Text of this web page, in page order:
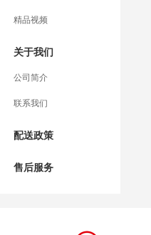
精品视频
关于我们
公司简介
联系我们
配送政策
售后服务